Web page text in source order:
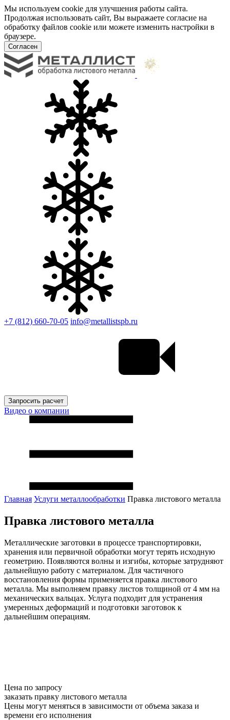
Мы используем cookie для улучшения работы сайта.
Продолжая использовать сайт, Вы выражаете согласие на
обработку файлов cookie или можете изменить настройки в
браузере.
Согласен
+7 (812) 660-70-05 info@metallistspb.ru
Запросить расчет
Видео о компании
Главная Услуги металлообработки Правка листового металла
Правка листового металла
Металлические заготовки в процессе транспортировки,
хранения или первичной обработки могут терять исходную
геометрию. Появляются волны и изгибы, которые затрудняют
дальнейшую работу с материалом. Для частичного
восстановления формы применяется правка листового
металла. Мы выполняем правку листов толщиной от 4 мм на
механических вальцах. Услуга подходит для устранения
умеренных деформаций и подготовки заготовок к
дальнейшим операциям.
Цена по запросу
заказать правку листового металла
Цены могут меняться в зависимости от объема заказа и
времени его исполнения